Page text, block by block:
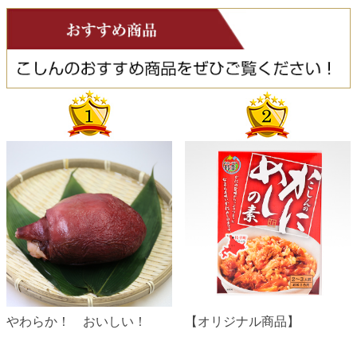
やわらか！ おいしい！
【オリジナル商品】